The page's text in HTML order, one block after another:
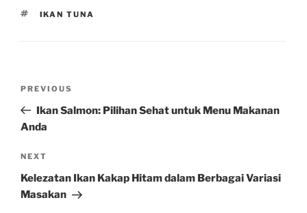
TAGS
IKAN TUNA
Previous
Post
PREVIOUS
Ikan Salmon: Pilihan Sehat untuk Menu Makanan
Anda
Next
Post
NEXT
Kelezatan Ikan Kakap Hitam dalam Berbagai Variasi
Masakan